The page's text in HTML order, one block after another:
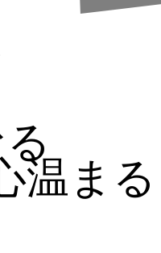
温まる